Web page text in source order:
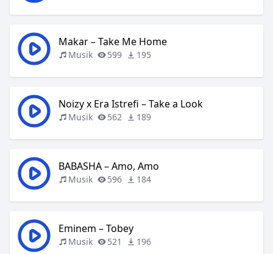
Makar – Take Me Home
Musik 599 195
Noizy x Era Istrefi – Take a Look
Musik 562 189
BABASHA – Amo, Amo
Musik 596 184
Eminem – Tobey
Musik 521 196